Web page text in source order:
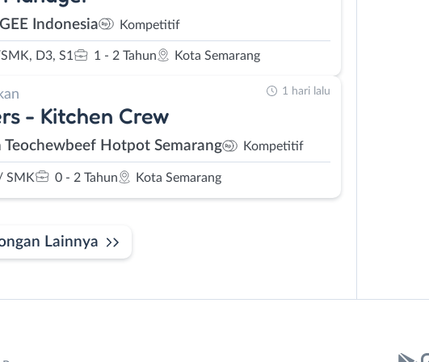
Indonesia Kompetitif
D3, S1 1 - 2 Tahun Kota Semarang
- Kitchen Crew
Teochewbeef Hotpot Semarang Kompetitif
SMK 0 - 2 Tahun Kota Semarang
1 hari lalu
Lainnya